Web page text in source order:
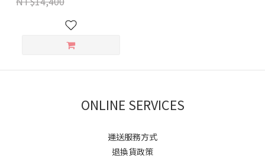
ONLINE SERVICES
運送服務方式
退換貨政策